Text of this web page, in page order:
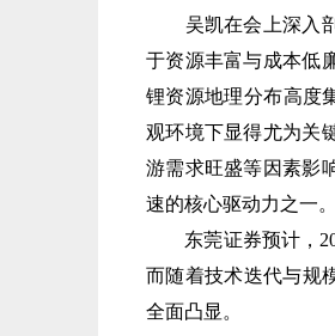
吴凯在会上深入剖
于资源丰富与成本低
锂资源地理分布高度
观环境下显得尤为关
游需求旺盛等因素影
速的核心驱动力之一。
东莞证券预计，
而随着技术迭代与规
全面凸显。